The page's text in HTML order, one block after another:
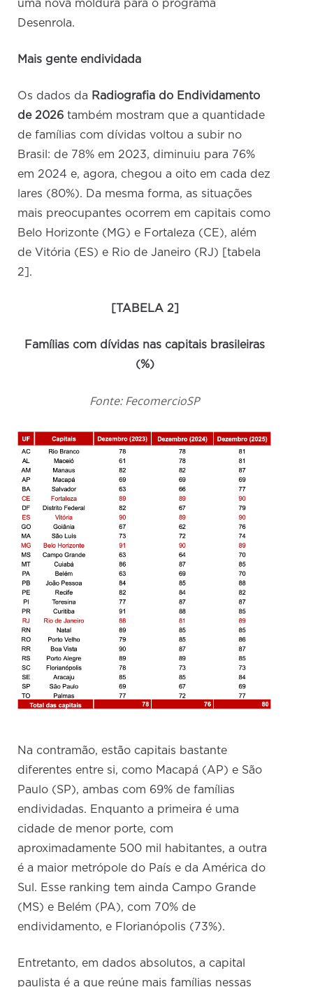
uma nova moldura para o programa
Desenrola.
Mais gente endividada
Os dados da Radiografia do Endividamento
de 2026também mostram que a quantidade
de famílias com dívidas voltou a subir no
Brasil: de 78% em 2023, diminuiu para 76%
em 2024 e, agora, chegou a oito em cada dez
lares (80%). Da mesma forma, as situações
mais preocupantes ocorrem em capitais como
Belo Horizonte (MG) e Fortaleza (CE), além
de Vitória (ES) e Rio de Janeiro (RJ) [tabela
2].
[TABELA 2]
Famílias com dívidas nas capitais brasileiras
(%)
Fonte: FecomercioSP
Na contramão, estão capitais bastante
diferentes entre si, como Macapá (AP) e São
Paulo (SP), ambas com 69% de famílias
endividadas. Enquanto a primeira é uma
cidade de menor porte, com
aproximadamente 500 mil habitantes, a outra
é a maior metrópole do País e da América do
Sul. Esse ranking tem ainda Campo Grande
(MS) e Belém (PA), com 70% de
endividamento, e Florianópolis (73%).
Entretanto, em dados absolutos, a capital
paulista é a que reúne mais famílias nessas